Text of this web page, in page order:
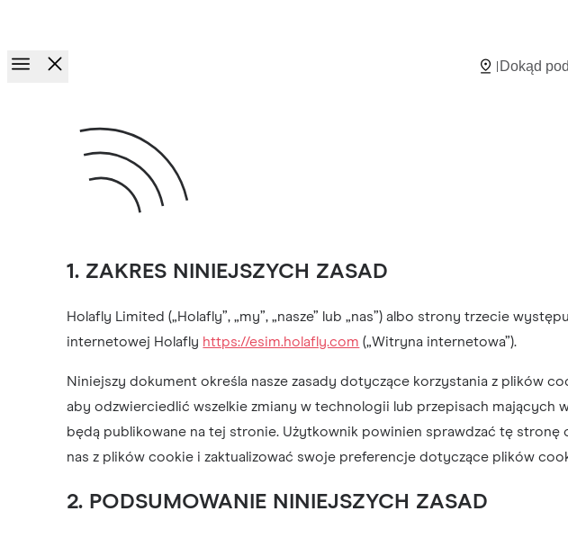
1. ZAKRES NINIEJSZYCH ZASAD
Holafly Limited („Holafly”, „my”, „nasze” lub „nas”) albo strony trzecie
internetowej Holafly https://esim.holafly.com („Witryna internetowa”).
Niniejszy dokument określa nasze zasady dotyczące korzystania z plików
aby odzwierciedlić wszelkie zmiany w technologii lub przepisach mających
będą publikowane na tej stronie. Użytkownik powinien sprawdzać tę
nas z plików cookie i zaktualizować swoje preferencje dotyczące plików
2. PODSUMOWANIE NINIEJSZYCH ZASAD